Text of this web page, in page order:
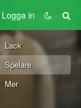
Logga in
Lack
Spelare
Mer